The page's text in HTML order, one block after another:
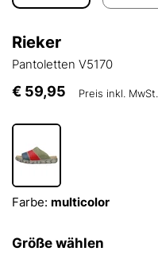
Rieker
Pantoletten V5170
€ 59,95 Preis inkl. MwSt.
Farbe: multicolor
Größe wählen